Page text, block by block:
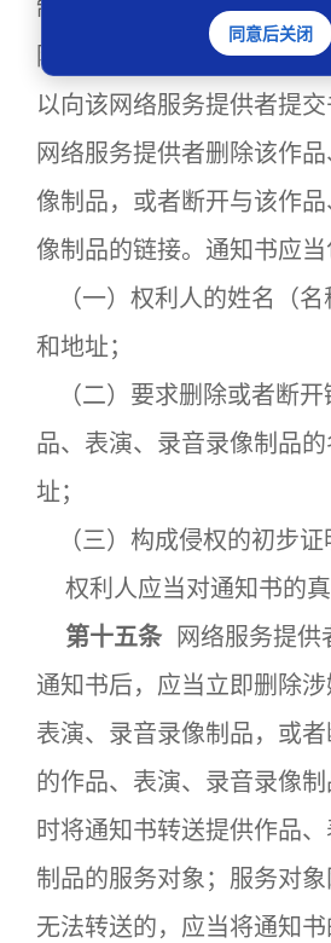
制品，侵犯自己的信息网络
除、改变了自己的权利管理
以向该网络服务提供者提
网络服务提供者删除该作
像制品，或者断开与该作
像制品的链接。通知书应当
（一）权利人的姓名（名
和地址；
（二）要求删除或者断开
品、表演、录音录像制品
址；
（三）构成侵权的初步证
权利人应当对通知书的真
第十五条 网络服务提供
通知书后，应当立即删除涉
表演、录音录像制品，或
的作品、表演、录音录像
时将通知书转送提供作品
制品的服务对象；服务对象
无法转送的，应当将通知
同意后关闭